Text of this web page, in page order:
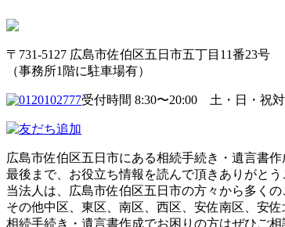
〒731-5127 広島市佐伯区五日市五丁目11番23号
（事務所1階に駐車場有）
受付時間 8:30〜20:00 土・日・祝
広島市佐伯区五日市にある相続手続き・遺言書
最後まで、お役立ち情報を読んで頂きありがとう
当法人は、広島市佐伯区五日市の方々から多くの
その他中区、東区、南区、西区、安佐南区、安
相続手続き・遺言書作成でお困りの方はぜひご相